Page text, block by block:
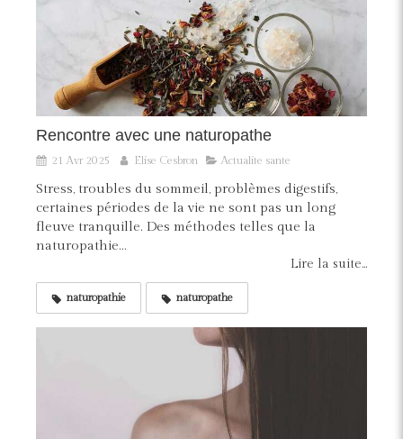
Rencontre avec une naturopathe
21 Avr 2025 Elise Cesbron Actualite sante
Stress, troubles du sommeil, problèmes digestifs,
certaines périodes de la vie ne sont pas un long
fleuve tranquille. Des méthodes telles que la
naturopathie...
Lire la suite...
naturopathie naturopathe